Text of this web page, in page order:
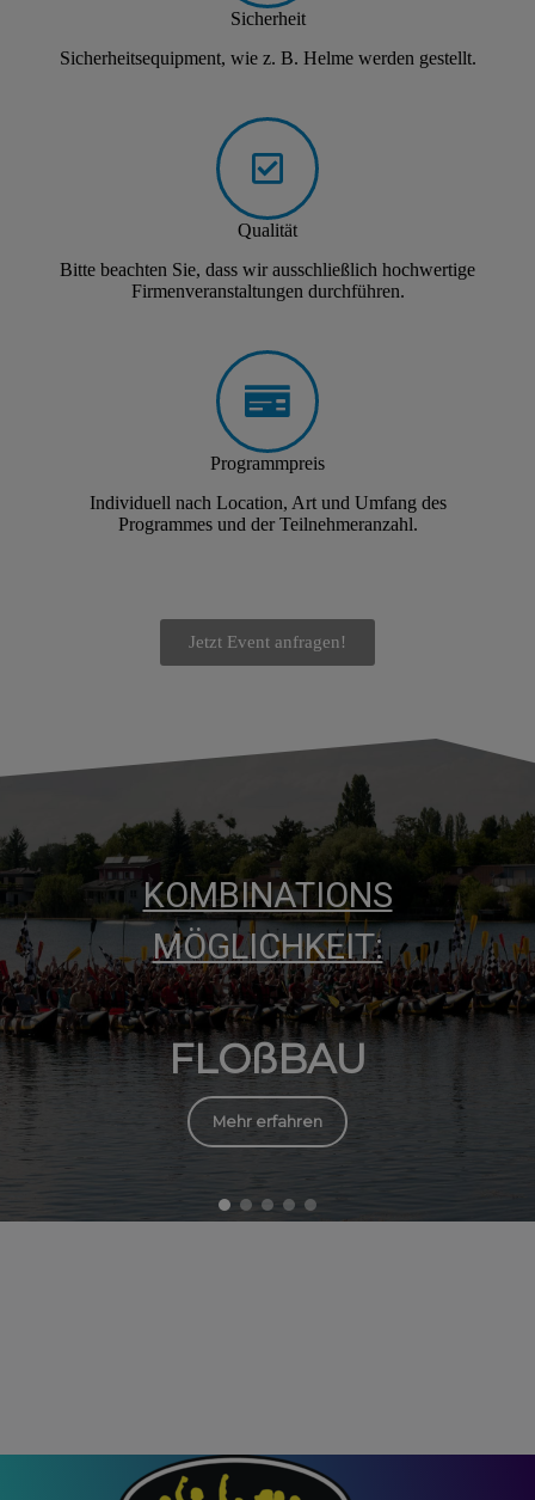
Sicherheit
Sicherheitsequipment, wie z. B. Helme werden gestellt.
Qualität
Bitte beachten Sie, dass wir ausschließlich hochwertige
Firmenveranstaltungen durchführen.
Programmpreis
Individuell nach Location, Art und Umfang des
Programmes und der Teilnehmeranzahl.
Jetzt Event anfragen!
KOMBINATIONS
MÖGLICHKEIT:
FLOßBAU
Mehr erfahren